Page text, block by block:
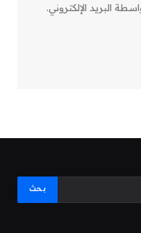
البريد الإلكتروني.